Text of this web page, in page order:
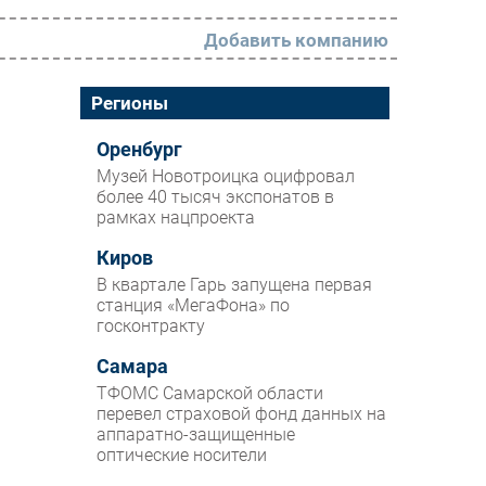
РАЗДЕЛЫ
Новости
Аналитика
Интервью
Мероприятия
Проекты
IT класс
Тестовый стенд
Каталог компаний
Добавить компанию
Регионы
Оренбург
Музей Новотроицка оцифровал
более 40 тысяч экспонатов в
рамках нацпроекта
Киров
В квартале Гарь запущена первая
станция «МегаФона» по
госконтракту
Самара
ТФОМС Самарской области
перевел страховой фонд данных на
аппаратно-защищенные
оптические носители